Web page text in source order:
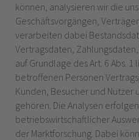
können, analysieren wir die
Geschäftsvorgängen,
verarbeiten dabei
Vertragsdaten,
auf Grundlage des Art. 6 Abs. 1
betroffenen Personen
Kunden, Besucher und Nutzer
gehören. Die Analysen
betriebswirtschaftlicher
der Marktforschung. Dabei